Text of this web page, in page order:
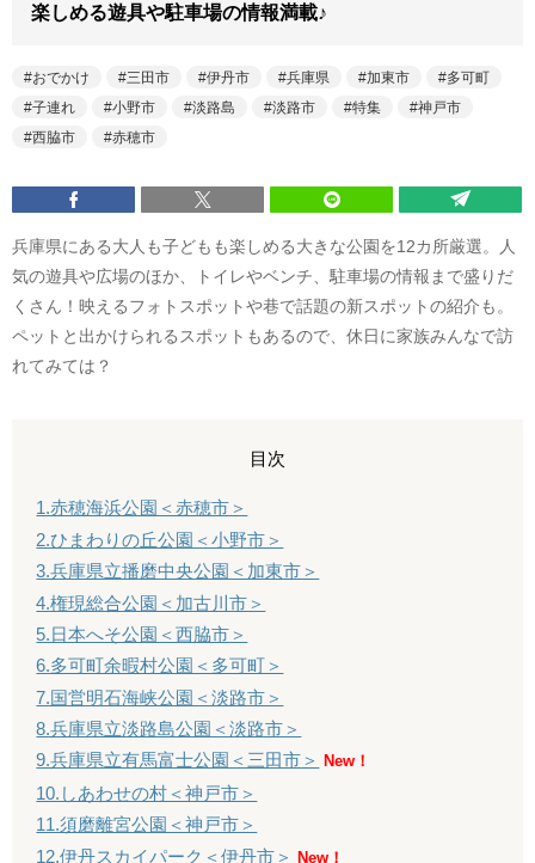
楽しめる遊具や駐車場の情報満載♪
おでかけ 三田市 伊丹市 兵庫県 加東市
多可町
子連れ
小野市 淡路島 淡路市 特集
神戸市
西脇市
赤穂市
兵庫県にある大人も子どもも楽しめる大きな公園を12カ所厳選。人
気の遊具や広場のほか、トイレやベンチ、駐車場の情報まで盛りだ
くさん！映えるフォトスポットや巷で話題の新スポットの紹介も。
ペットと出かけられるスポットもあるので、休日に家族みんなで訪
れてみては？
目次
1.赤穂海浜公園＜赤穂市＞
2.ひまわりの丘公園＜小野市＞
3.兵庫県立播磨中央公園＜加東市＞
4.権現総合公園＜加古川市＞
5.日本へそ公園＜西脇市＞
6.多可町余暇村公園＜多可町＞
7.国営明石海峡公園＜淡路市＞
8.兵庫県立淡路島公園＜淡路市＞
9.兵庫県立有馬富士公園＜三田市＞
New！
10.しあわせの村＜神戸市＞
11.須磨離宮公園＜神戸市＞
12.伊丹スカイパーク＜伊丹市＞ New！